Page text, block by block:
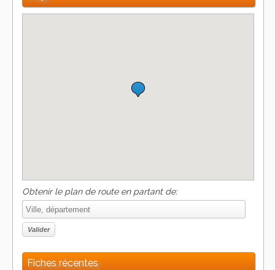
Obtenir le plan de route en partant de:
Fiches récentes